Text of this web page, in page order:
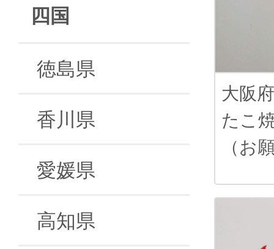
四国
徳島県
香川県
愛媛県
高知県
大阪府
たこ
（お